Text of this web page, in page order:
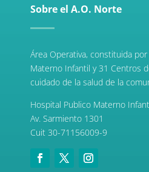
Sobre el A.O. Norte
Área Operativa, constituida
Materno Infantil y 31 Centros
cuidado de la salud de la
Hospital Publico Materno
Av. Sarmiento 1301
Cuit 30-71156009-9